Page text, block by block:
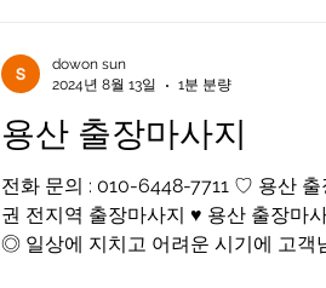
용산 출장마사지
전화 문의 : 010-6448-7711 ♡ 용산
권 전지역 출장마사지 ♥ 용산 출장마
◎ 일상에 지치고 어려운 시기에 고객님들을 화끈하게 위로
dowon sun
2024년 8월 13일
1분 분량